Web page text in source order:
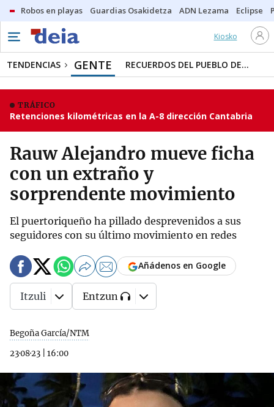
Robos en playas Guardias Osakidetza ADN Lezama Eclipse
Kiosko
TENDENCIAS GENTE RECUERDOS DEL PUEBLO DE...
TRÁFICO
Retenciones kilométricas en la A-8 dirección Cantabria
Rauw Alejandro mueve ficha
con un extraño y
sorprendente movimiento
El puertoriqueño ha pillado desprevenidos a sus
seguidores con su último movimiento en redes
Begoña García/NTM
23·08·23
16:00
Añádenos en Google
Itzuli Entzun